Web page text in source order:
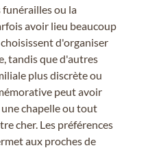
funérailles ou la
avoir lieu beaucoup
d'organiser
tandis que d'autres
plus discrète ou
peut avoir
chapelle ou tout
cher. Les préférences
aux proches de